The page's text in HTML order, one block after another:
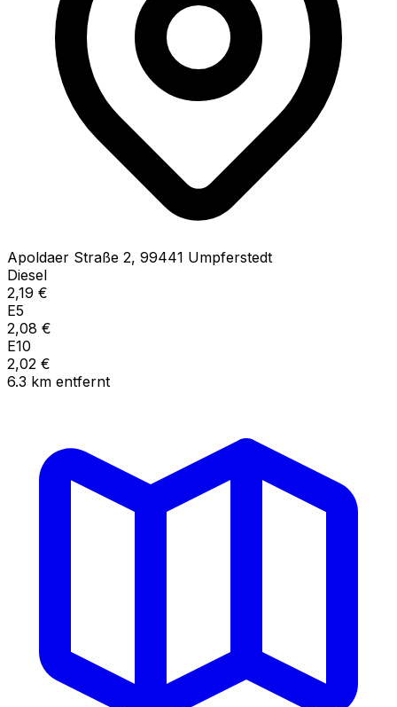
Apoldaer Straße 2, 99441 Umpferstedt
Diesel
2,19 €
E5
2,08 €
E10
2,02 €
6.3 km entfernt